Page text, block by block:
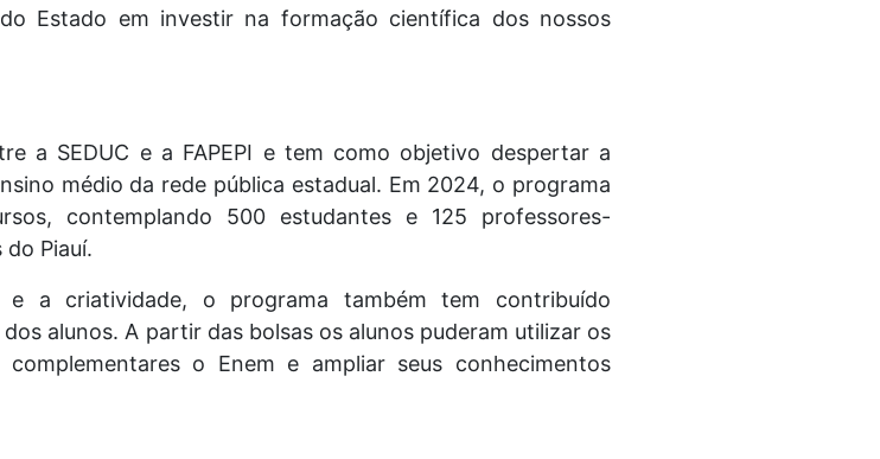
Estado em investir na formação científica dos nossos
a SEDUC e a FAPEPI e tem como objetivo despertar a
médio da rede pública estadual. Em 2024, o programa
contemplando 500 estudantes e 125 professores-
Piauí.
a criatividade, o programa também tem contribuído
alunos. A partir das bolsas os alunos puderam utilizar os
o Enem e ampliar seus conhecimentos